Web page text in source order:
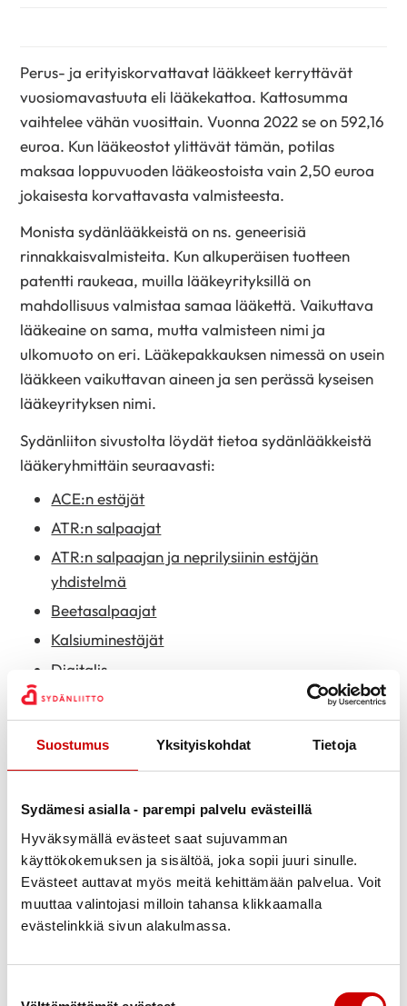
Suostumus Yksityiskohdat Tietoja
Sydämesi asialla - parempi palvelu evästeillä
Hyväksymällä evästeet saat sujuvamman
käyttökokemuksen ja sisältöä, joka sopii juuri sinulle.
Evästeet auttavat myös meitä kehittämään palvelua. Voit
muuttaa valintojasi milloin tahansa klikkaamalla
evästelinkkiä sivun alakulmassa.
Perus- ja erityiskorvattavat lääkkeet kerryttävät
vuosiomavastuuta eli lääkekattoa. Kattosumma
vaihtelee vähän vuosittain. Vuonna 2022 se on 592,16
euroa. Kun lääkeostot ylittävät tämän, potilas
maksaa loppuvuoden lääkeostoista vain 2,50 euroa
jokaisesta korvattavasta valmisteesta.
Monista sydänlääkkeistä on ns. geneerisiä
rinnakkaisvalmisteita. Kun alkuperäisen tuotteen
patentti raukeaa, muilla lääkeyrityksillä on
mahdollisuus valmistaa samaa lääkettä. Vaikuttava
lääkeaine on sama, mutta valmisteen nimi ja
ulkomuoto on eri. Lääkepakkauksen nimessä on usein
lääkkeen vaikuttavan aineen ja sen perässä kyseisen
lääkeyrityksen nimi.
Sydänliiton sivustolta löydät tietoa sydänlääkkeistä
lääkeryhmittäin seuraavasti:
ACE:n estäjät
ATR:n salpaajat
ATR:n salpaajan ja neprilysiinin estäjän
yhdistelmä
Beetasalpaajat
Kalsiuminestäjät
Digitalis
Rytmihäiriölääkkeet
Kolesterolilääkkeet
Nesteenpoistolääkkeet
Verihiutaleita estävät lääkkeet
Veren hyytymistä hidastavat lääkkeet eli
antikoagulantit
Ivabradiini
Muita verenpainelääkkeitä
Lääkkeiden virallisten tuoteselosteiden
haittavaikutuslistat ovat pitkiä ja joskus pelottavia.